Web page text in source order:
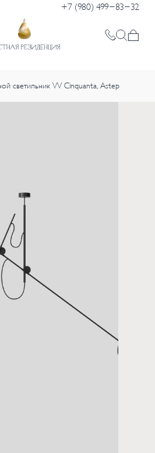
+7 (980) 499-83-32
светильник VV Cinquanta, Astep